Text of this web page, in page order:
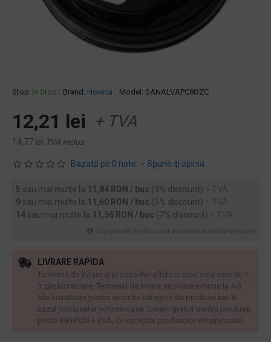
Stoc: În Stoc Brand: Horeca Model: SANALVAPC8OZC
Bazată pe 0 note. - Spune-ţi opinia
12,21 lei + TVA
14,77 lei TVA inclus
5 sau mai multe la 11,84 RON / buc (3% discount)
9 sau mai multe la 11,60 RON / buc (5% discount)
14 sau mai multe la 11,36 RON / buc (7% discount)
LIVRARE RAPIDA
Termenul de livrare al produselor aflate in stoc este este de 1-
3 zile lucratoare. Termenul de livrare se poate extinde la 4-5
zile lucratoare pentru anumite categorii de produse sau in
cazul produselor voluminoase. Livram gratuit pentru produse
peste 490 RON + TVA, cu exceptia produselor voluminoase.